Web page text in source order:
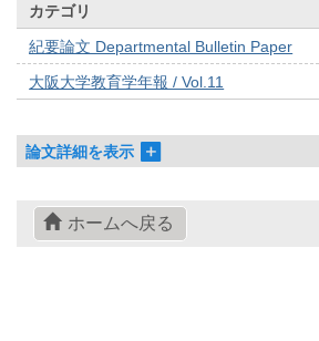
カテゴリ
紀要論文 Departmental Bulletin Paper
大阪大学教育学年報 / Vol.11
論文詳細を表示
ホームへ戻る